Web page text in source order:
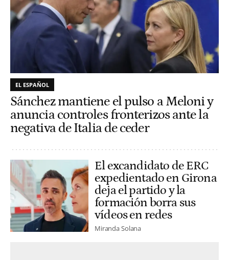
EL ESPAÑOL
Sánchez mantiene el pulso a Meloni y
anuncia controles fronterizos ante la
negativa de Italia de ceder
El excandidato de ERC
expedientado en Girona
deja el partido y la
formación borra sus
vídeos en redes
Miranda Solana